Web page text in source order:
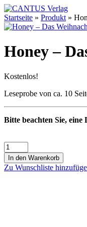
Startseite » Produkt »
Honey –
Kostenlos!
Leseprobe von ca. 10
Bitte beachten Sie,
In den Warenkorb
Zu Wunschliste